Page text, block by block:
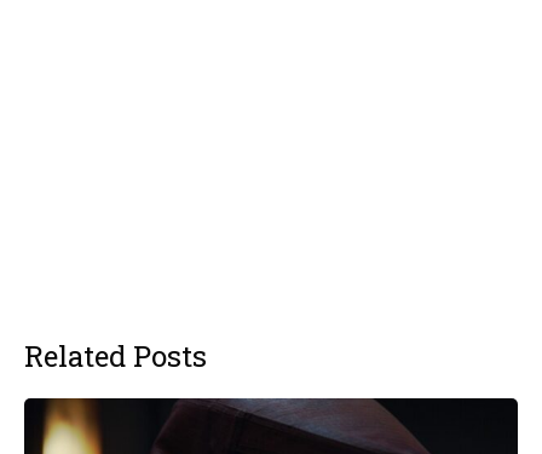
Related Posts